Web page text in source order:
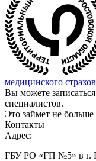
медицинского
Вы можете
специалистов.
Это займет не
Контакты
Адрес:
ГБУ РО «ГП №5» в г.